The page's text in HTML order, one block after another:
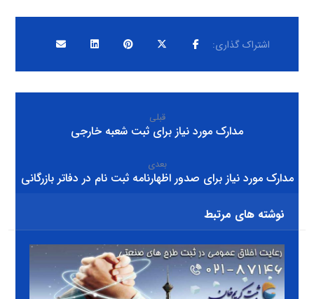
قبلی
مدارک مورد نیاز برای ثبت شعبه خارجی
بعدی
مدارک مورد نیاز برای صدور اظهارنامه ثبت نام در دفاتر بازرگانی
نوشته های مرتبط